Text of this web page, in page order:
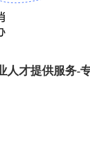
人才提供服务-